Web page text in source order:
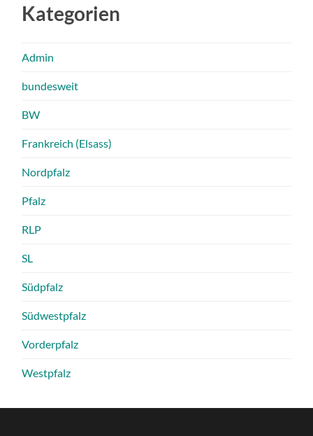
Kategorien
Admin
bundesweit
BW
Frankreich (Elsass)
Nordpfalz
Pfalz
RLP
SL
Südpfalz
Südwestpfalz
Vorderpfalz
Westpfalz